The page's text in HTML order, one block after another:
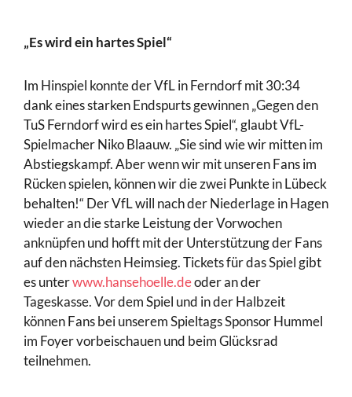
„Es wird ein hartes Spiel“
Im Hinspiel konnte der VfL in Ferndorf mit 30:34
dank eines starken Endspurts gewinnen „Gegen den
TuS Ferndorf wird es ein hartes Spiel“, glaubt VfL-
Spielmacher Niko Blaauw. „Sie sind wie wir mitten im
Abstiegskampf. Aber wenn wir mit unseren Fans im
Rücken spielen, können wir die zwei Punkte in Lübeck
behalten!“ Der VfL will nach der Niederlage in Hagen
wieder an die starke Leistung der Vorwochen
anknüpfen und hofft mit der Unterstützung der Fans
auf den nächsten Heimsieg. Tickets für das Spiel gibt
es unterwww.hansehoelle.deoder an der
Tageskasse. Vor dem Spiel und in der Halbzeit
können Fans bei unserem Spieltags Sponsor Hummel
im Foyer vorbeischauen und beim Glücksrad
teilnehmen.